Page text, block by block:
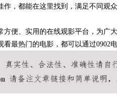
作，都能在这里找到，满足不同观
方便、实用的在线观影平台，为
最热门的电影，都可以通过0902